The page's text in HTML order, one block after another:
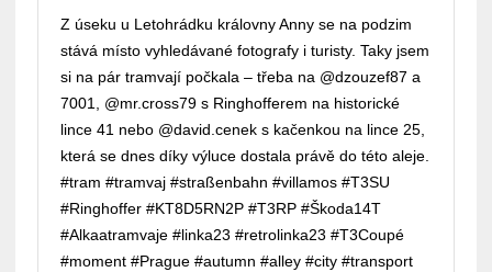
Z úseku u Letohrádku královny Anny se na podzim
stává místo vyhledávané fotografy i turisty. Taky jsem
si na pár tramvají počkala – třeba na @dzouzef87 a
7001, @mr.cross79 s Ringhofferem na historické
lince 41 nebo @david.cenek s kačenkou na lince 25,
která se dnes díky výluce dostala právě do této aleje.
#tram #tramvaj #straßenbahn #villamos #T3SU
#Ringhoffer #KT8D5RN2P #T3RP #Škoda14T
#Alkaatramvaje #linka23 #retrolinka23 #T3Coupé
#moment #Prague #autumn #alley #city #transport